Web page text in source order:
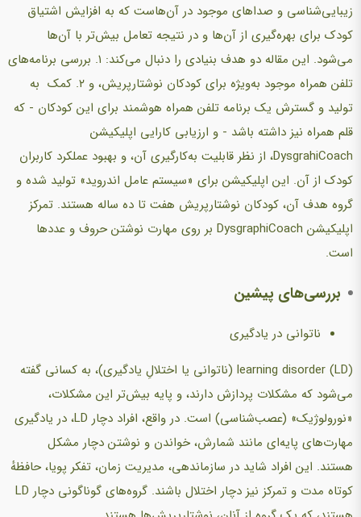
زیبایی‌شناسی و صداهای موجود در آن‌هاست که به افزایش اشتیاق
کودک برای بهره‌گیری از آن‌ها و در نتیجه تعامل بیش‌تر با آن‌ها
می‌شود. این مقاله دو هدف بنیادی را دنبال می‌کند: ۱. بررسی برنامه‌های
تلفن همراه موجود به‌ویژه برای کودکان نوشتارپریش، و ۲. کمک به
تولید و گسترش یک برنامه تلفن همراه هوشمند برای این کودکان - که
قلم همراه نیز داشته باشد - و ارزیابی کارایی اپلیکیشن
DysgrahiCoach، از نظر قابلیت به‌کارگیری آن، و بهبود عملکرد کاربران
کودک از آن. این اپلیکیشن برای «سیستم عامل اندروید» تولید شده و
گروه هدف آن، کودکان نوشتارپریش هفت تا ده ساله هستند. تمرکز
اپلیکیشن DysgraphiCoach بر روی مهارت نوشتن حروف و عددها
است.
بررسی‌های پیشین
ناتوانی در یادگیری
(learning disorder (LD (ناتوانی یا اختلالِ یادگیری)، به کسانی گفته
می‌شود که مشکلات پردازش دارند، و پایه بیش‌تر این مشکلات،
«نورولوژیک» (عصب‌شناسی) است. در واقع، افراد دچار LD، در یادگیری
مهارت‌های پایه‌ای مانند شمارش، خواندن و نوشتن دچار مشکل
هستند. این افراد شاید در سازماندهی، مدیریت زمان، تفکر پویا، حافظهٔ
کوتاه مدت و تمرکز نیز دچار اختلال باشند. گروه‌های گوناگونی دچار LD